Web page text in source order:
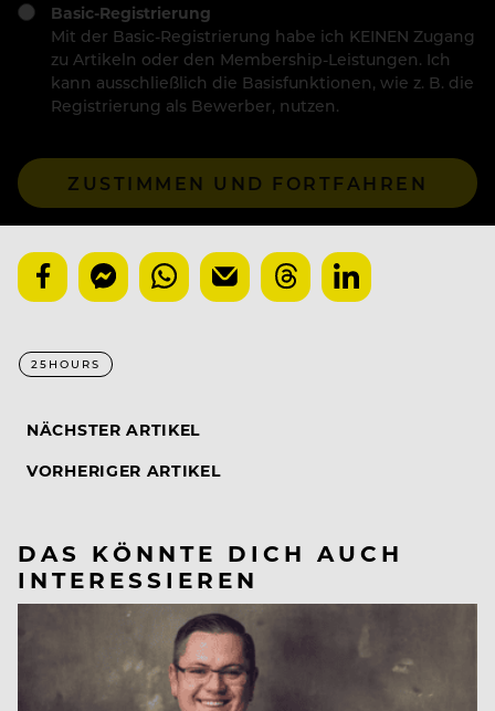
Basic-Registrierung
Mit der Basic-Registrierung habe ich KEINEN Zugang
zu Artikeln oder den Membership-Leistungen. Ich
kann ausschließlich die Basisfunktionen, wie z. B. die
Registrierung als Bewerber, nutzen.
ZUSTIMMEN UND FORTFAHREN
25HOURS
NÄCHSTER ARTIKEL
VORHERIGER ARTIKEL
DAS KÖNNTE DICH AUCH
INTERESSIEREN